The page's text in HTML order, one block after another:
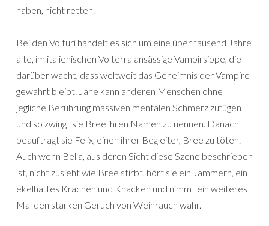
haben, nicht retten.
Bei den Volturi handelt es sich um eine über tausend Jahre
alte, im italienischen Volterra ansässige Vampirsippe, die
darüber wacht, dass weltweit das Geheimnis der Vampire
gewahrt bleibt. Jane kann anderen Menschen ohne
jegliche Berührung massiven mentalen Schmerz zufügen
und so zwingt sie Bree ihren Namen zu nennen. Danach
beauftragt sie Felix, einen ihrer Begleiter, Bree zu töten.
Auch wenn Bella, aus deren Sicht diese Szene beschrieben
ist, nicht zusieht wie Bree stirbt, hört sie ein Jammern, ein
ekelhaftes Krachen und Knacken und nimmt ein weiteres
Mal den starken Geruch von Weihrauch wahr.